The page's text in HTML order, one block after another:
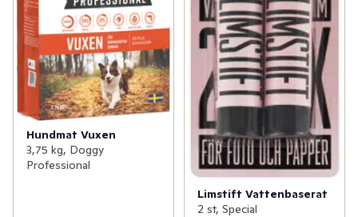
Hundmat Vuxen
3,75 kg, Doggy
Professional
Limstift Vattenbaserat
2 st, Special